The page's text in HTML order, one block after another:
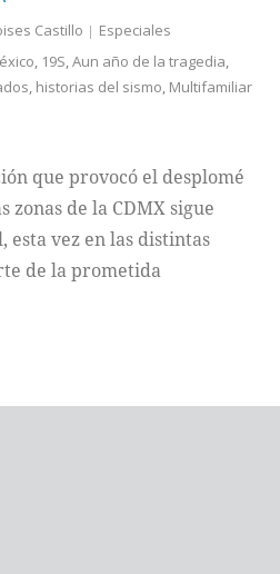
Castillo
Especiales
, 19S,Aun año de la tragedia,
, historias del sismo, Multifamiliar
que provocó el desplomé
zonas de la CDMX sigue
esta vez en las distintas
de la prometida